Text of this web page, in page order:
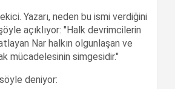
Yazarı, neden bu ismi verdiğini
açıklıyor: "Halk devrimcilerin
Nar halkın olgunlaşan ve
mücadelesinin simgesidir."
deniyor: